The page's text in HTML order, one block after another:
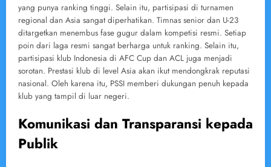
yang punya ranking tinggi. Selain itu, partisipasi di turnamen
regional dan Asia sangat diperhatikan. Timnas senior dan U-23
ditargetkan menembus fase gugur dalam kompetisi resmi. Setiap
poin dari laga resmi sangat berharga untuk ranking. Selain itu,
partisipasi klub Indonesia di AFC Cup dan ACL juga menjadi
sorotan. Prestasi klub di level Asia akan ikut mendongkrak reputasi
nasional. Oleh karena itu, PSSI memberi dukungan penuh kepada
klub yang tampil di luar negeri.
Komunikasi dan Transparansi kepada
Publik